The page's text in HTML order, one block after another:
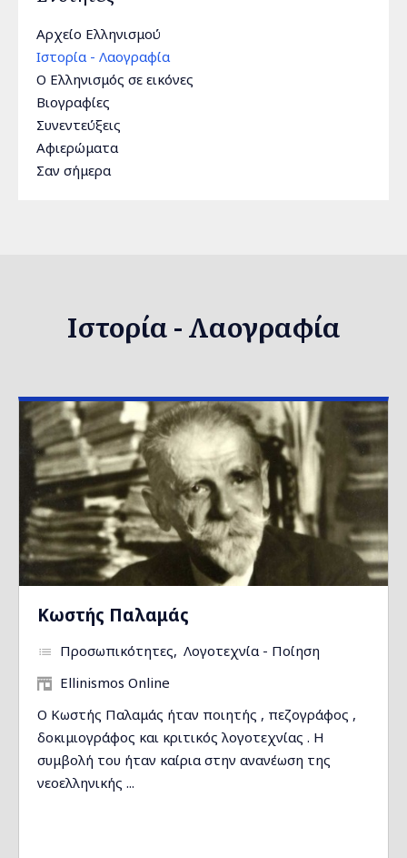
Αρχείο Ελληνισμού
Ιστορία - Λαογραφία
Ο Ελληνισμός σε εικόνες
Βιογραφίες
Συνεντεύξεις
Αφιερώματα
Σαν σήμερα
Ιστορία - Λαογραφία
Κωστής Παλαμάς
Προσωπικότητες Λογοτεχνία - Ποίηση
Ellinismos Online
Ο Κωστής Παλαμάς ήταν ποιητής , πεζογράφος ,
δοκιμιογράφος και κριτικός λογοτεχνίας . Η
συμβολή του ήταν καίρια στην ανανέωση της
νεοελληνικής ...